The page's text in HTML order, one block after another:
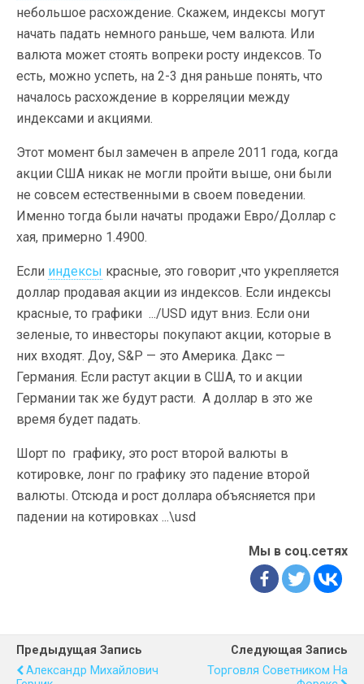
небольшое расхождение. Скажем, индексы могут
начать падать немного раньше, чем валюта. Или
валюта может стоять вопреки росту индексов. То
есть, можно успеть, на 2-3 дня раньше понять, что
началось расхождение в корреляции между
индексами и акциями.
Этот момент был замечен в апреле 2011 года, когда
акции США никак не могли пройти выше, они были
не совсем естественными в своем поведении.
Именно тогда были начаты продажи Евро/Доллар с
хая, примерно 1.4900.
Если индексы красные, это говорит ,что укрепляется
доллар продавая акции из индексов. Если индексы
красные, то графики .../USD идут вниз. Если они
зеленые, то инвесторы покупают акции, которые в
них входят. Доу, S&P — это Америка. Дакс —
Германия. Если растут акции в США, то и акции
Германии так же будут расти. А доллар в это же
время будет падать.
Шорт по графику, это рост второй валюты в
котировке, лонг по графику это падение второй
валюты. Отсюда и рост доллара объясняется при
падении на котировках ...\usd
Мы в соц.сетях
Предыдущая Запись
Александр Михайлович
Следующая Запись
Торговля Советником На